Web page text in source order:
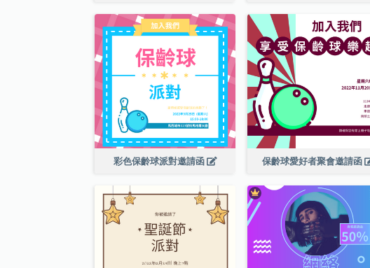
彩色保齡球派對邀請函 保齡球愛好者聚會邀請函